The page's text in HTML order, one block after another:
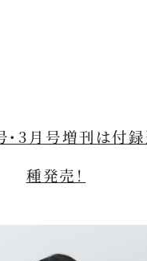
・3月号増刊は付
種発売！